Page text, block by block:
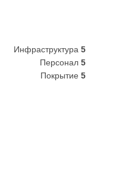
Инфраструктура 5
Персонал 5
Покрытие 5